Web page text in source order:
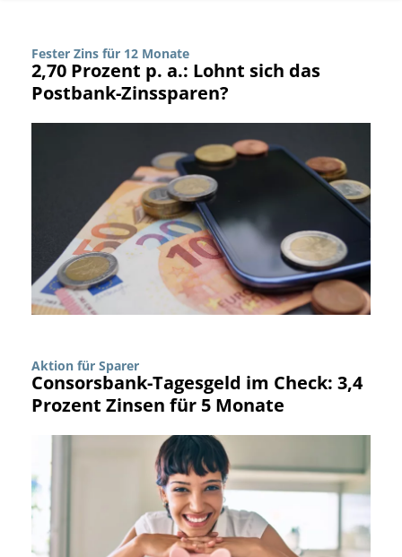
Fester Zins für 12 Monate
2,70 Prozent p. a.: Lohnt sich das
Postbank-Zinssparen?
Aktion für Sparer
Consorsbank-Tagesgeld im Check: 3,4
Prozent Zinsen für 5 Monate